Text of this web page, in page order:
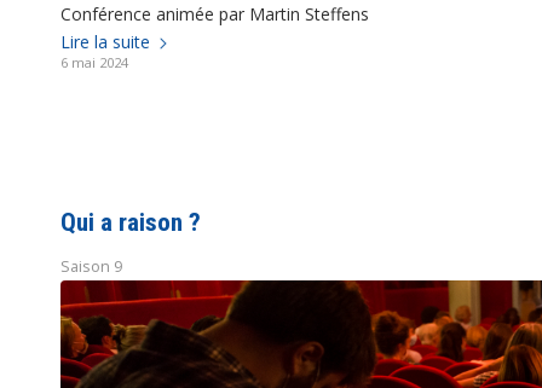
Conférence animée par Martin Steffens
Lire la suite
6 mai 2024
Qui a raison ?
Saison 9